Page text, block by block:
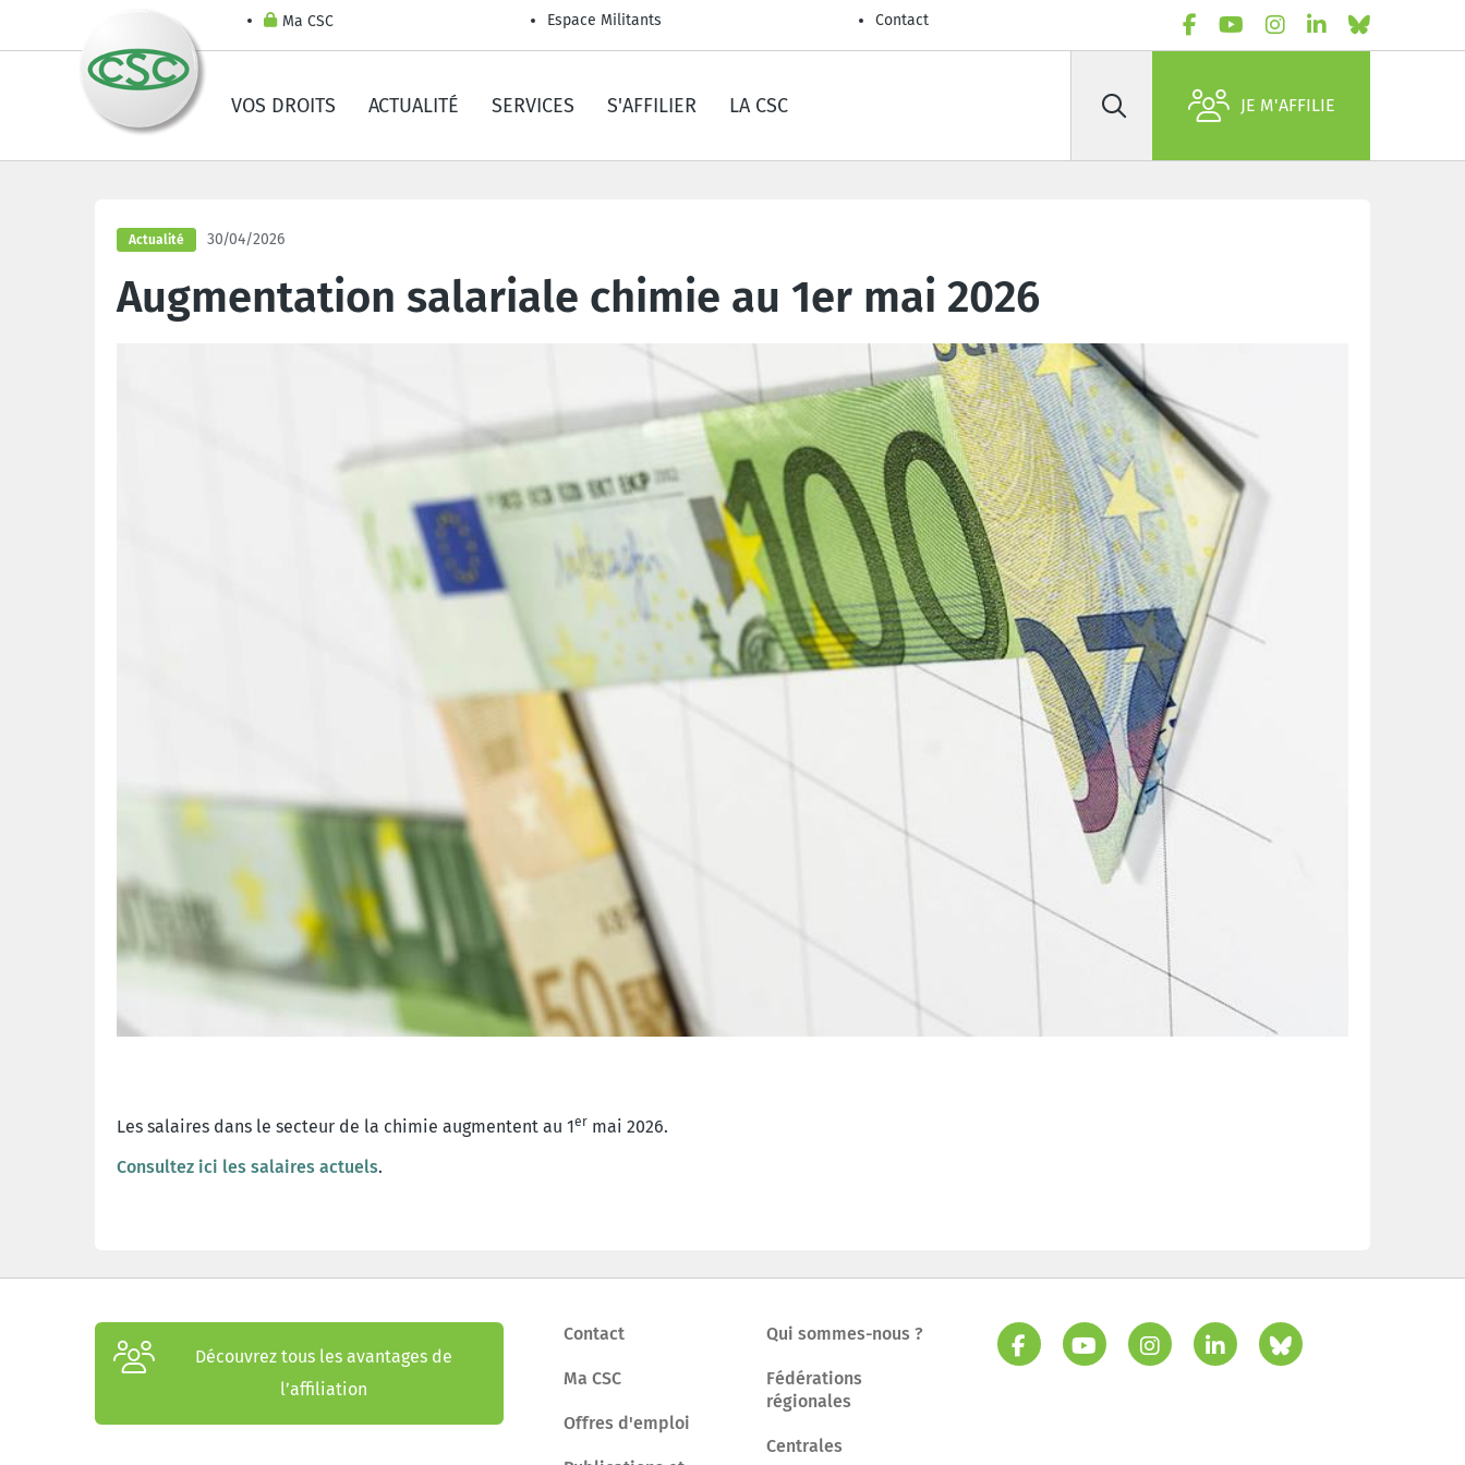
Ma CSC Espace Militants Contact
VOS DROITS ACTUALITÉ SERVICES S'AFFILIER LA CSC Rechercher JE M'AFFILIE
Actualité 30/04/2026
Augmentation salariale chimie au 1er mai 2026
Les salaires dans le secteur de la chimie augmentent au 1er mai 2026.
Consultez ici les salaires actuels.
Découvrez tous les avantages de
l’affiliation
Contact
Ma CSC
Offres d'emploi
Qui sommes-nous ?
Fédérations
régionales
Centrales